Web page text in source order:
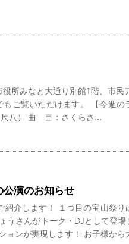
所みなと大通り別館1階、市民
ご覧いただけます。 【今週
八） 曲 目：さくらさ...
演のお知らせ
介します！ １つ目の宝山祭
さんがトーク・DJとして登場
ョンが実現します！ お子様か